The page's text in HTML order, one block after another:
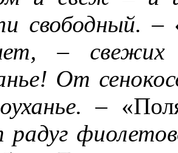
свободный. –
–свежих
От
–
радуг